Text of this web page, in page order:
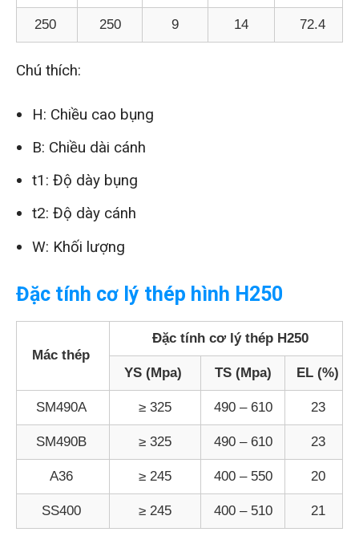
250 250 9 14 72.4
Chú thích:
H: Chiều cao bụng
B: Chiều dài cánh
t1: Độ dày bụng
t2: Độ dày cánh
W: Khối lượng
Đặc tính cơ lý thép hình H250
Mác thép
Đặc tính cơ lý thép H250
YS (Mpa) TS (Mpa) EL (%)
SM490A ≥ 325 490 – 610 23
SM490B ≥ 325 490 – 610 23
A36 ≥ 245 400 – 550 20
SS400 ≥ 245 400 – 510 21